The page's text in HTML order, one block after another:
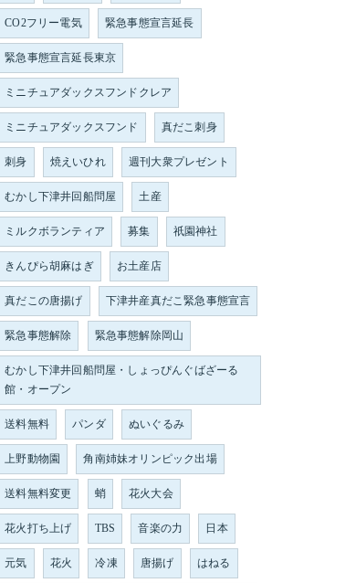
CO2フリー電気 緊急事態宣言延長
緊急事態宣言延長東京
ミニチュアダックスフンドクレア
ミニチュアダックスフンド 真だこ刺身
刺身 焼えいひれ 週刊大衆プレゼント
むかし下津井回船問屋 土産
ミルクボランティア 募集 祇園神社
きんぴら胡麻はぎ お土産店
真だこの唐揚げ 下津井産真だこ緊急事態宣言
緊急事態解除 緊急事態解除岡山
むかし下津井回船問屋・しょっぴんぐばざーる
館・オープン
送料無料 パンダ ぬいぐるみ
上野動物園 角南姉妹オリンピック出場
送料無料変更 蛸 花火大会
花火打ち上げ TBS 音楽の力 日本
元気 花火 冷凍 唐揚げ はねる